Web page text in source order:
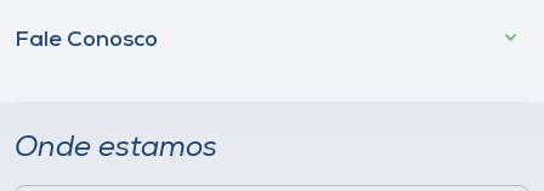
Fale Conosco
Onde estamos